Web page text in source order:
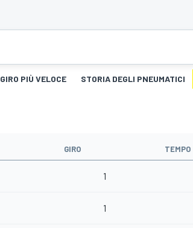
GIRO PIÙ VELOCE STORIA DEGLI PNEUMATICI
GIRO TEMPO
1
1